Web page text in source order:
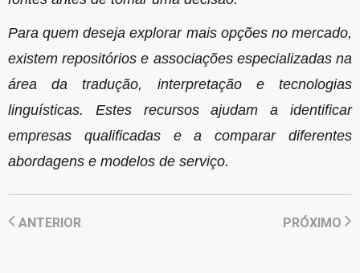
Para quem deseja explorar mais opções no mercado,
existem repositórios e associações especializadas na
área da tradução, interpretação e tecnologias
linguísticas. Estes recursos ajudam a identificar
empresas qualificadas e a comparar diferentes
abordagens e modelos de serviço.
ANTERIOR PRÓXIMO